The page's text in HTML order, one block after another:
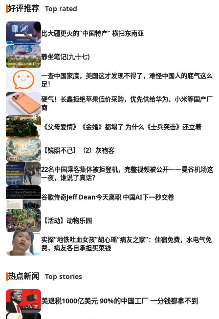
好评推荐 Top rated
比大疆更火的“中国特产” 横扫东南亚
静坐笔记(九十七)
一查中国家底，美国这才发现不得了，难怪中国人的底气这么
足！
硬气！长鑫拒绝苹果低价采购，优先供给华为、小米等国产厂
商
《父母爱情》《金婚》都塌了 为什么《士兵突击》还立着
【镜照不己】（2）灰袍客
22名中国乘客集体被拒登机，完整视频被公开——曼谷机场这
一夜，谁说了真话？
谷歌传奇Jeff Dean今天离职 中国AI下一秒交卷
【活动】动物乐园
实探“地铁吐血女孩”胡心瑶“病友之家”：住宿免费，水电气免
费，病友各自承担买菜钱
热点新闻 Top stories
美退税1000亿美元 90%的中国工厂 一分钱都拿不到